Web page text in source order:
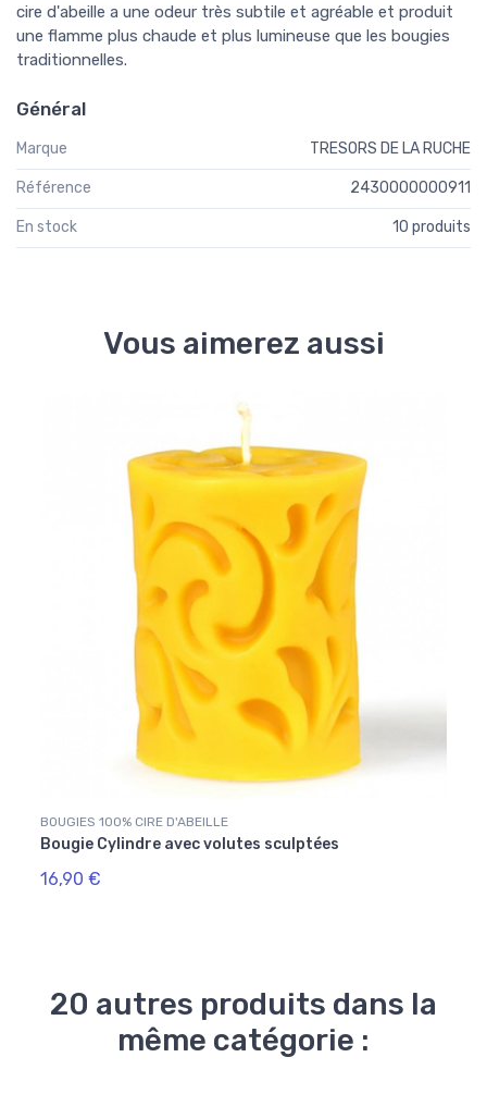
cire d'abeille a une odeur très subtile et agréable et produit
une flamme plus chaude et plus lumineuse que les bougies
traditionnelles.
Général
Marque TRESORS DE LA RUCHE
Référence 2430000000911
En stock 10 produits
Vous aimerez aussi
BOUGIES 100% CIRE D'ABEILLE
Bougie Cylindre avec volutes sculptées
16,90 €
20 autres produits dans la
même catégorie :